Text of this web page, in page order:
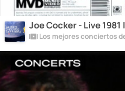
Joe Cocker - Live
Los mejores conciertos